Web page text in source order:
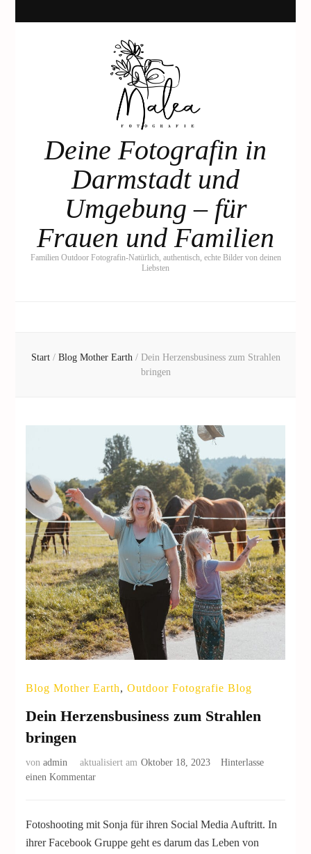
Deine Fotografin in
Darmstadt und
Umgebung – für
Frauen und Familien
Familien Outdoor Fotografin-Natürlich, authentisch, echte Bilder von deinen
Liebsten
Start / Blog Mother Earth / Dein Herzensbusiness zum Strahlen
bringen
Blog Mother Earth,Outdoor Fotografie Blog
Dein Herzensbusiness zum Strahlen
bringen
vonadmin aktualisiert am Oktober 18, 2023
Hinterlasse
einen Kommentar
Fotoshooting mit Sonja für ihren Social Media Auftritt. In
ihrer Facebook Gruppe geht es darum das Leben von